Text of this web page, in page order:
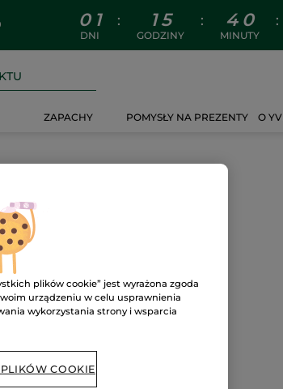
0 1
DNI
: 1 5
GODZINY
: 4 0
MINUTY
:
ZAPACHY POMYSŁY NA PREZENTY O
plików cookie” jest wyrażona zgoda
urządzeniu w celu usprawnienia
wykorzystania strony i wsparcia
COOKIE